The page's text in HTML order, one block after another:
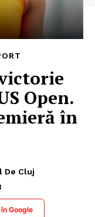
Open.
în
De Cluj
Google